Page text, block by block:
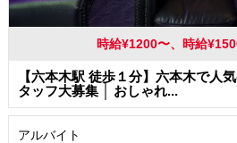
時給¥1200〜、時給
【六本木駅 徒歩１分】六本木で人
タッフ大募集 │ おしゃれ...
アルバイト